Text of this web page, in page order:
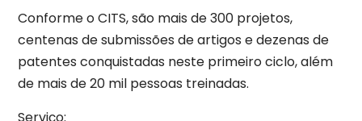
Conforme o CITS, são mais de 300 projetos,
centenas de submissões de artigos e dezenas de
patentes conquistadas neste primeiro ciclo, além
de mais de 20 mil pessoas treinadas.
Serviço: